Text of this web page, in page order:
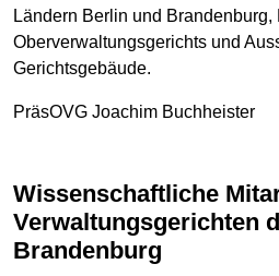
Ländern Berlin und
Oberverwaltungsgerichts und
Gerichtsgebäude.
PräsOVG Joachim Buchheister
Wissenschaftliche Mitarbeit an den
Verwaltungsgerichten
Brandenburg